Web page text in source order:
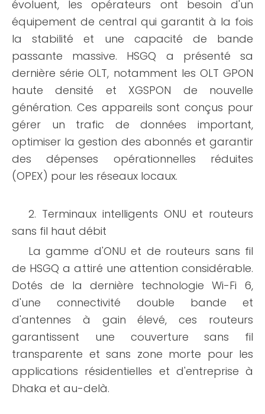
évoluent, les opérateurs ont besoin d'un
équipement de central qui garantit à la fois
la stabilité et une capacité de bande
passante massive. HSGQ a présenté sa
dernière série OLT, notamment les OLT GPON
haute densité et XGSPON de nouvelle
génération. Ces appareils sont conçus pour
gérer un trafic de données important,
optimiser la gestion des abonnés et garantir
des dépenses opérationnelles réduites
(OPEX) pour les réseaux locaux.
2. Terminaux intelligents ONU et routeurs
sans fil haut débit
La gamme d'ONU et de routeurs sans fil
de HSGQ a attiré une attention considérable.
Dotés de la dernière technologie Wi-Fi 6,
d'une connectivité double bande et
d'antennes à gain élevé, ces routeurs
garantissent une couverture sans fil
transparente et sans zone morte pour les
applications résidentielles et d'entreprise à
Dhaka et au-delà.